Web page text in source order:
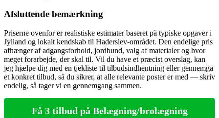
Afsluttende bemærkning
Priserne ovenfor er realistiske estimater baseret på typiske opgaver i
Jylland og lokalt kendskab til Haderslev‑området. Den endelige pris
afhænger af adgangsforhold, jordbund, valg af materialer og hvor
meget forarbejde, der skal til. Vil du have et præcist overslag, kan
jeg hjælpe dig med en tjekliste til tilbudsindhentning eller gennemgå
et konkret tilbud, så du sikrer, at alle relevante poster er med — skriv
endelig, så tager vi en gennemgang sammen.
Få 3 tilbud på Belægning/brolægning